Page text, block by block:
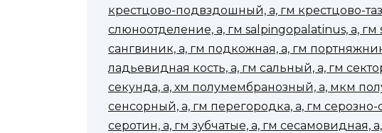
крестцово-подвздошный, а, гм крестцово-
слюноотделение, а, гм salpingopalatinus, а,
сангвиник, а, гм подкожная, а, гм
ладьевидная кость, а, гм сальный, а, гм
секунда, а, хм полумембранозный, а, мкм
сенсорный, а, гм перегородка, а, гм
серотин, а, гм зубчатые, а, гм сесамовидная,